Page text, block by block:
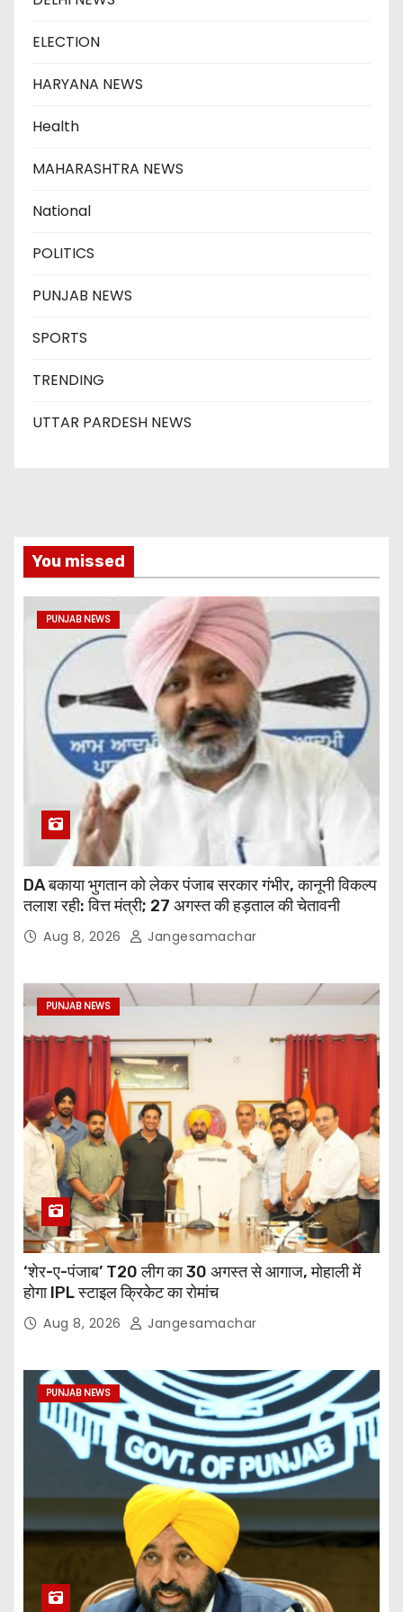
ELECTION
HARYANA NEWS
Health
MAHARASHTRA NEWS
National
POLITICS
PUNJAB NEWS
SPORTS
TRENDING
UTTAR PARDESH NEWS
You missed
PUNJAB NEWS
DA बकाया भुगतान को लेकर पंजाब सरकार गंभीर, कानूनी विकल्प
तलाश रही: वित्त मंत्री; 27 अगस्त की हड़ताल की चेतावनी
Aug 8, 2026 Jangesamachar
PUNJAB NEWS
‘शेर-ए-पंजाब’ T20 लीग का 30 अगस्त से आगाज, मोहाली में
होगा IPL स्टाइल क्रिकेट का रोमांच
Aug 8, 2026 Jangesamachar
PUNJAB NEWS